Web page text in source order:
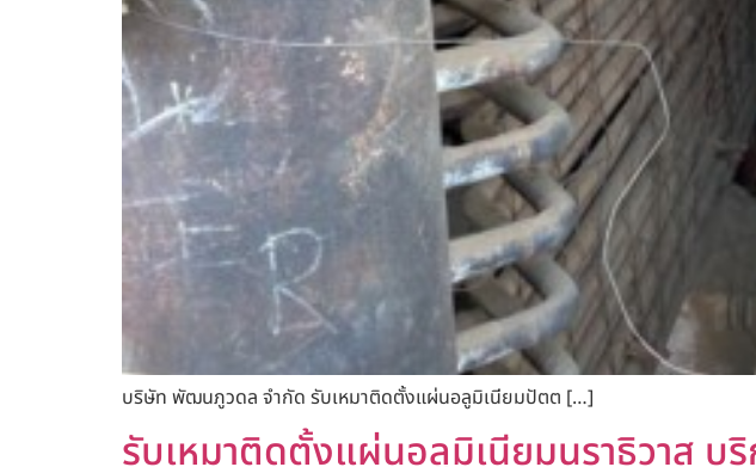
บริษัท พัฒนภูวดล จำกัด รับเหมาติดตั้งแผ่นอลูมิเนียมปัตต […]
รับเหมาติดตั้งแผ่นอลูมิเนียมนราธิวาส บ